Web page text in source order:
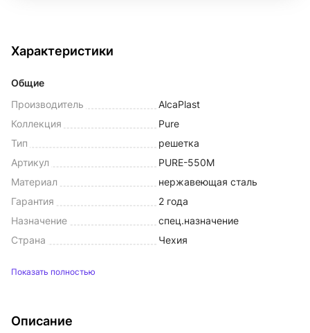
Характеристики
Общие
Производитель
AlcaPlast
Коллекция
Pure
Тип
решетка
Артикул
PURE-550M
Материал
нержавеющая сталь
Гарантия
2 года
Назначение
спец.назначение
Страна
Чехия
Показать полностью
Описание